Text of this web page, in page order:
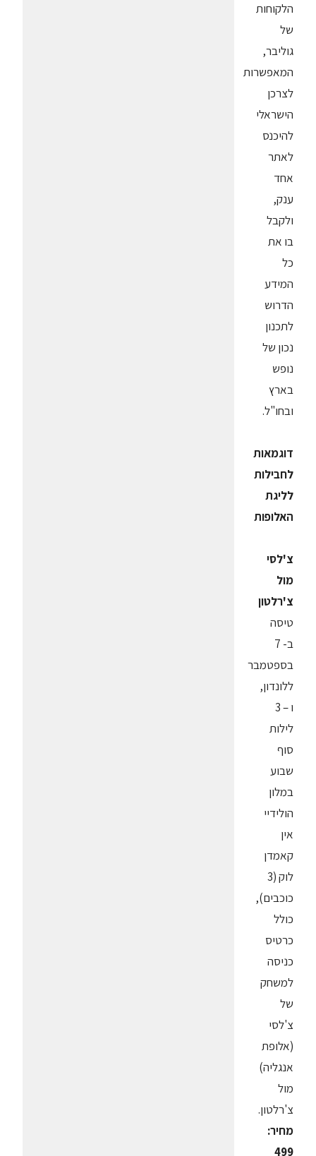
הלקוחות
של
גוליבר,
המאפשרות
לצרכן
הישראלי
להיכנס
לאתר
אחד
ענק,
ולקבל
בו את
כל
המידע
הדרוש
לתכנון
נכון של
נופש
בארץ
ובחו"ל.
דוגמאות
לחבילות
לליגת
האלופות
צ'לסי
מול
צ'רלטון
טיסה
ב- 7
בספטמבר
ללונדון,
ו – 3
לילות
סוף
שבוע
במלון
הולידיי
אין
קאמדן
לוק (3
כוכבים),
כולל
כרטיס
כניסה
למשחק
של
צ'לסי
(אלופת
אנגליה)
מול
צ'רלטון.
מחיר:
499